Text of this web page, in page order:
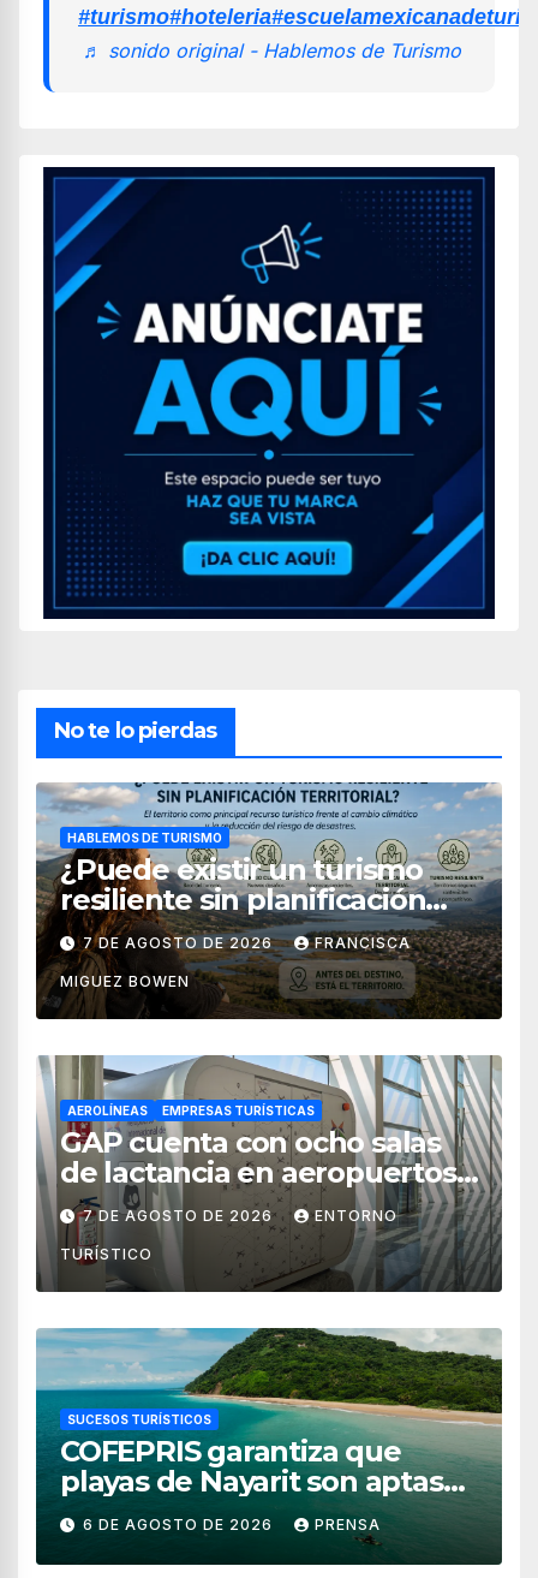
#turismo#hoteleria
♬ sonido original - Hablemos de Turismo
No te lo pierdas
HABLEMOS DE TURISMO
¿Puede existir un turismo
resiliente sin planificación
territorial?
7 DE AGOSTO DE 2026 FRANCISCA
MIGUEZ BOWEN
AEROLÍNEAS EMPRESAS TURÍSTICAS
GAP cuenta con ocho salas
de lactancia en aeropuertos
de México
7 DE AGOSTO DE 2026 ENTORNO
TURÍSTICO
SUCESOS TURÍSTICOS
COFEPRIS garantiza que
playas de Nayarit son aptas
para uso recreativo
6 DE AGOSTO DE 2026 PRENSA